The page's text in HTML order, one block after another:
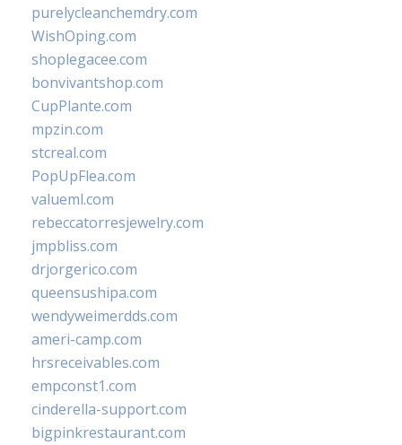
purelycleanchemdry.com
WishOping.com
shoplegacee.com
bonvivantshop.com
CupPlante.com
mpzin.com
stcreal.com
PopUpFlea.com
valueml.com
rebeccatorresjewelry.com
jmpbliss.com
drjorgerico.com
queensushipa.com
wendyweimerdds.com
ameri-camp.com
hrsreceivables.com
empconst1.com
cinderella-support.com
bigpinkrestaurant.com